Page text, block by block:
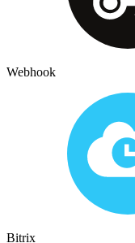
Webhook
Bitrix